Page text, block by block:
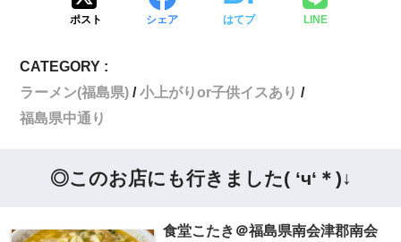
ポスト シェア はてブ LINE
CATEGORY :
ラーメン(福島県)
小上がりor子供イスあり
福島県中通り
◎このお店にも行きました( ‘ч‘＊)↓
食堂こたき＠福島県南会津郡南会